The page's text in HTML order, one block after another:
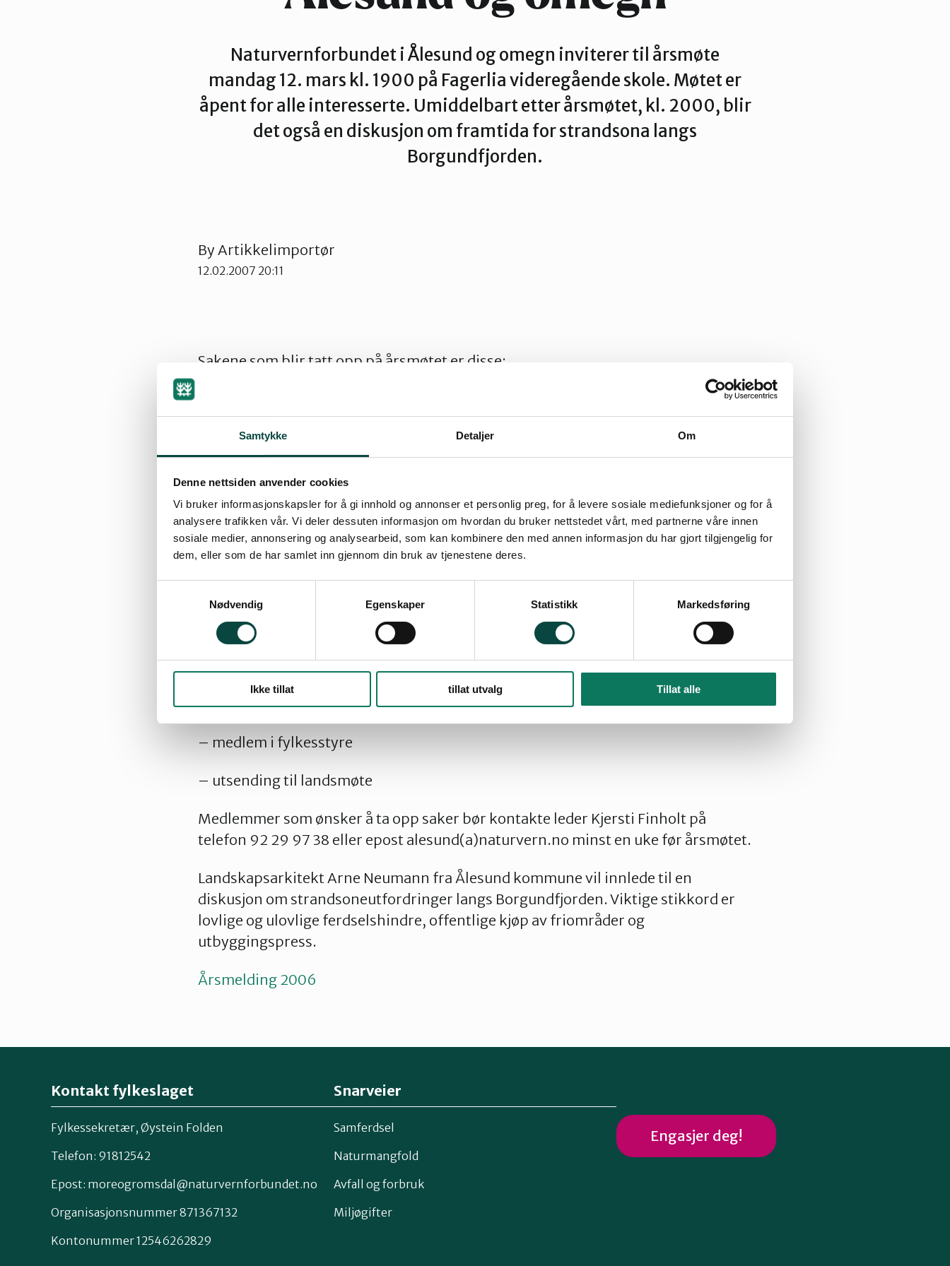
Samtykke Detaljer Om
Denne nettsiden anvender cookies
Vi bruker informasjonskapsler for å gi innhold og annonser et personlig preg, for å levere sosiale mediefunksjoner og for å
analysere trafikken vår. Vi deler dessuten informasjon om hvordan du bruker nettstedet vårt, med partnerne våre innen
sosiale medier, annonsering og analysearbeid, som kan kombinere den med annen informasjon du har gjort tilgjengelig for
dem, eller som de har samlet inn gjennom din bruk av tjenestene deres.
Nødvendig
Egenskaper Statistikk Markedsføring
Ikke tillat tillat utvalg Tillat alle
Naturvernforbundet i Ålesund og omegn inviterer til årsmøte
mandag 12. mars kl. 1900 på Fagerlia videregående skole. Møtet er
åpent for alle interesserte. Umiddelbart etter årsmøtet, kl. 2000, blir
det også en diskusjon om framtida for strandsona langs
Borgundfjorden.
By Artikkelimportør
12.02.2007 20:11
Sakene som blir tatt opp på årsmøtet er disse:
Sak 2 Styrets årsmelding
Sak 3 Revidert regnskap
Sak 4 Saker fra styret: Forslag til arbeidsplan
Sak 5 Saker framlagt av medlemmene.
– lokallagsstyre
– valgkomité
– revisor
– medlem i fylkesstyre
– utsending til landsmøte
Medlemmer som ønsker å ta opp saker bør kontakte leder Kjersti Finholt på
telefon 92 29 97 38 eller epost alesund(a)naturvern.no minst en uke før årsmøtet.
Landskapsarkitekt Arne Neumann fra Ålesund kommune vil innlede til en
diskusjon om strandsoneutfordringer langs Borgundfjorden. Viktige stikkord er
lovlige og ulovlige ferdselshindre, offentlige kjøp av friområder og
utbyggingspress.
Årsmelding 2006
Kontakt fylkeslaget
Fylkessekretær, Øystein Folden
Telefon: 91812542
Epost: moreogromsdal@naturvernforbundet.no
Organisasjonsnummer 871367132
Kontonummer 12546262829
Snarveier
Samferdsel
Naturmangfold
Avfall og forbruk
Miljøgifter
Engasjer deg!